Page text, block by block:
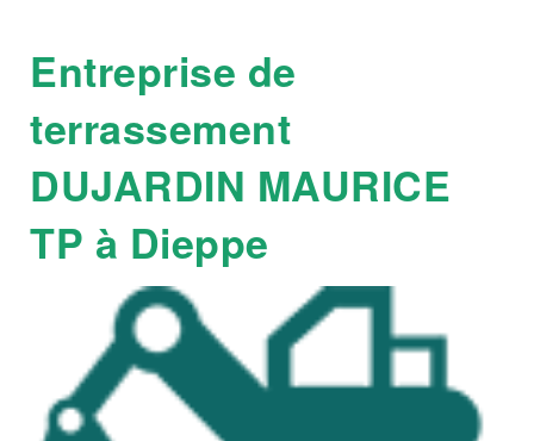
Entreprise de
terrassement
DUJARDIN MAURICE
TP à Dieppe